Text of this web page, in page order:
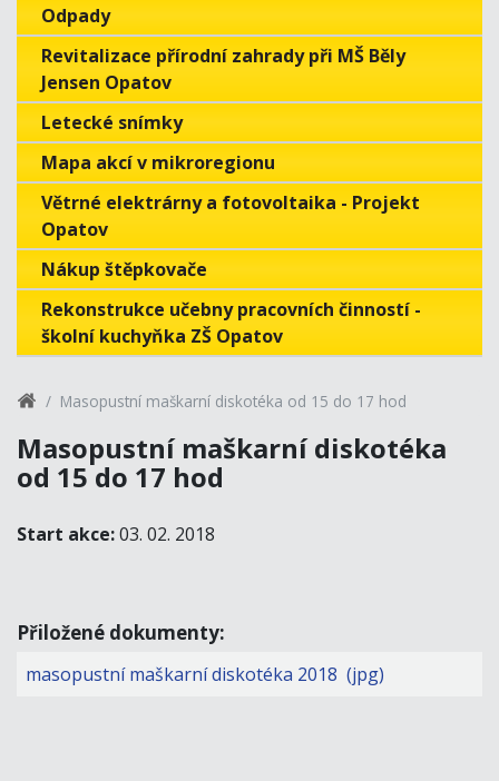
Odpady
Revitalizace přírodní zahrady při MŠ Běly
Jensen Opatov
Letecké snímky
Mapa akcí v mikroregionu
Větrné elektrárny a fotovoltaika - Projekt
Opatov
Nákup štěpkovače
Rekonstrukce učebny pracovních činností -
školní kuchyňka ZŠ Opatov
Masopustní maškarní diskotéka od 15 do 17 hod
Masopustní maškarní diskotéka
od 15 do 17 hod
Start akce:03. 02. 2018
Přiložené dokumenty:
masopustní maškarní diskotéka 2018 (jpg)